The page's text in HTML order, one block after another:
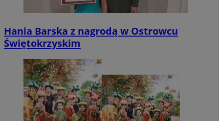
Hania Barska z nagrodą w Ostrowcu
Świętokrzyskim